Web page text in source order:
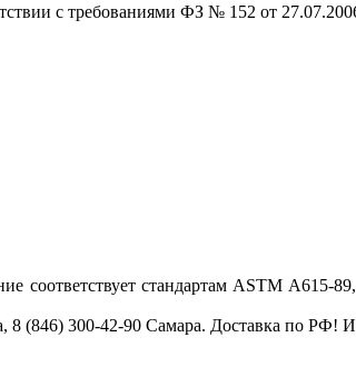
с требованиями ФЗ № 152 от
соответствует стандартам ASTM A615-
8 (846) 300-42-90 Самара. Доставка по